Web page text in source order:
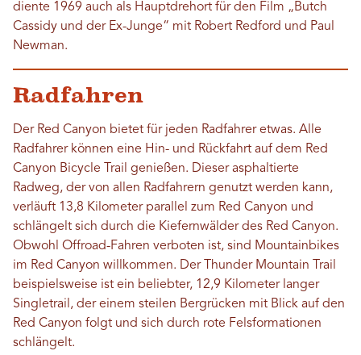
diente 1969 auch als Hauptdrehort für den Film „Butch
Cassidy und der Ex-Junge“ mit Robert Redford und Paul
Newman.
Radfahren
Der Red Canyon bietet für jeden Radfahrer etwas. Alle
Radfahrer können eine Hin- und Rückfahrt auf dem Red
Canyon Bicycle Trail genießen. Dieser asphaltierte
Radweg, der von allen Radfahrern genutzt werden kann,
verläuft 13,8 Kilometer parallel zum Red Canyon und
schlängelt sich durch die Kiefernwälder des Red Canyon.
Obwohl Offroad-Fahren verboten ist, sind Mountainbikes
im Red Canyon willkommen. Der Thunder Mountain Trail
beispielsweise ist ein beliebter, 12,9 Kilometer langer
Singletrail, der einem steilen Bergrücken mit Blick auf den
Red Canyon folgt und sich durch rote Felsformationen
schlängelt.